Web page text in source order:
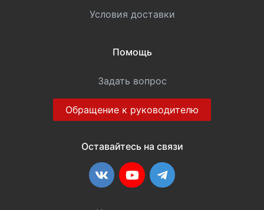
Условия доставки
Помощь
Задать вопрос
Обращение к руководителю
Оставайтесь на связи
ВКонтакте
YouTubeTelegram